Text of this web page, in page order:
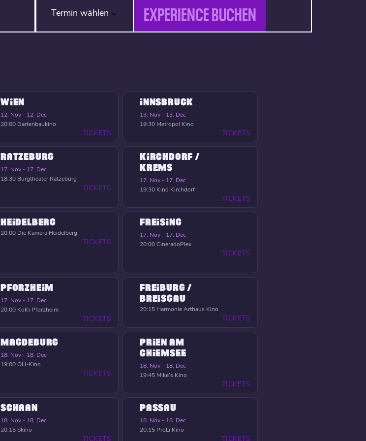
Termin wählen EXPERIENCE BUCHEN
WIEN
12. Nov - 12. Dec
20:00Gartenbaukino
TICKETS
INNSBRUCK
13. Nov - 13. Dec
19:30 Metropol Kino
TICKETS
RATZEBURG
17. Nov - 17. Dec
18:30 Burgtheater Ratzeburg
TICKETS
KIRCHDORF /
KREMS
17. Nov - 17. Dec
19:30 Kino Kirchdorf
TICKETS
HEIDELBERG
20:00 Die Kamera Heidelberg
TICKETS
FREISING
17. Nov - 17. Dec
20:00CineradoPlex
TICKETS
PFORZHEIM
17. Nov - 17. Dec
20:00 KoKi Pforzheim
TICKETS
FREIBURG /
BREISGAU
20:15 Harmonie Arthaus Kino
TICKETS
MAGDEBURG
18. Nov - 18. Dec
19:00OLi-Kino
TICKETS
PRIEN AM
CHIEMSEE
18. Nov - 18. Dec
19:45 Mike’s Kino
TICKETS
SCHAAN
18. Nov - 18. Dec
20:15Skino
TICKETS
PASSAU
18. Nov - 18. Dec
20:15 ProLi Kino
TICKETS